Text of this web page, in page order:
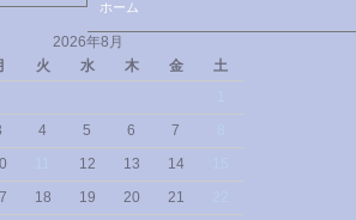
ホーム
2026年8月
火 水 木 金
土
4 5 6 7
12 13 14
18 19 20 21